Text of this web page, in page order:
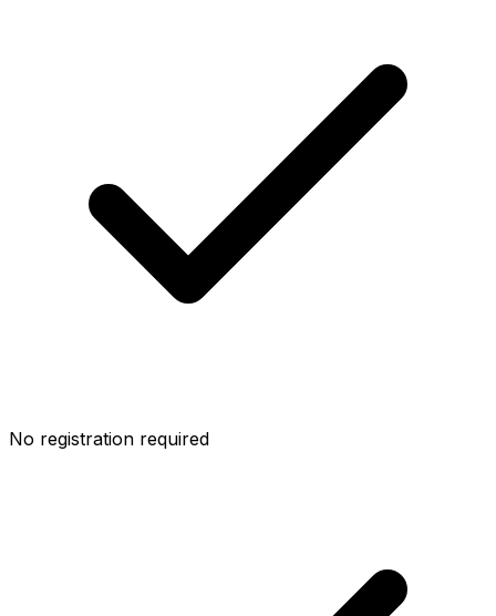
No registration required